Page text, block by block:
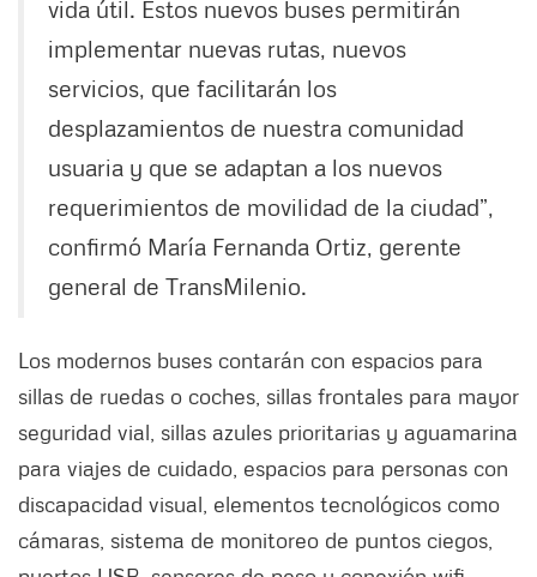
vida útil. Estos nuevos buses permitirán
implementar nuevas rutas, nuevos
servicios, que facilitarán los
desplazamientos de nuestra comunidad
usuaria y que se adaptan a los nuevos
requerimientos de movilidad de la ciudad”,
confirmó María Fernanda Ortiz, gerente
general de TransMilenio.
Los modernos buses contarán con espacios para
sillas de ruedas o coches, sillas frontales para mayor
seguridad vial, sillas azules prioritarias y aguamarina
para viajes de cuidado, espacios para personas con
discapacidad visual, elementos tecnológicos como
cámaras, sistema de monitoreo de puntos ciegos,